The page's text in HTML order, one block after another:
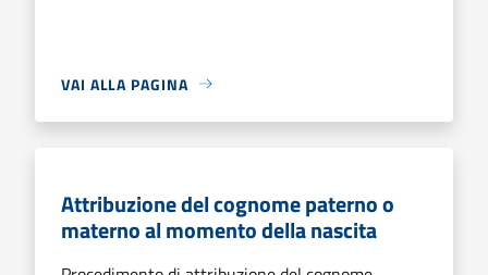
VAI ALLA PAGINA
Attribuzione del cognome paterno o
materno al momento della nascita